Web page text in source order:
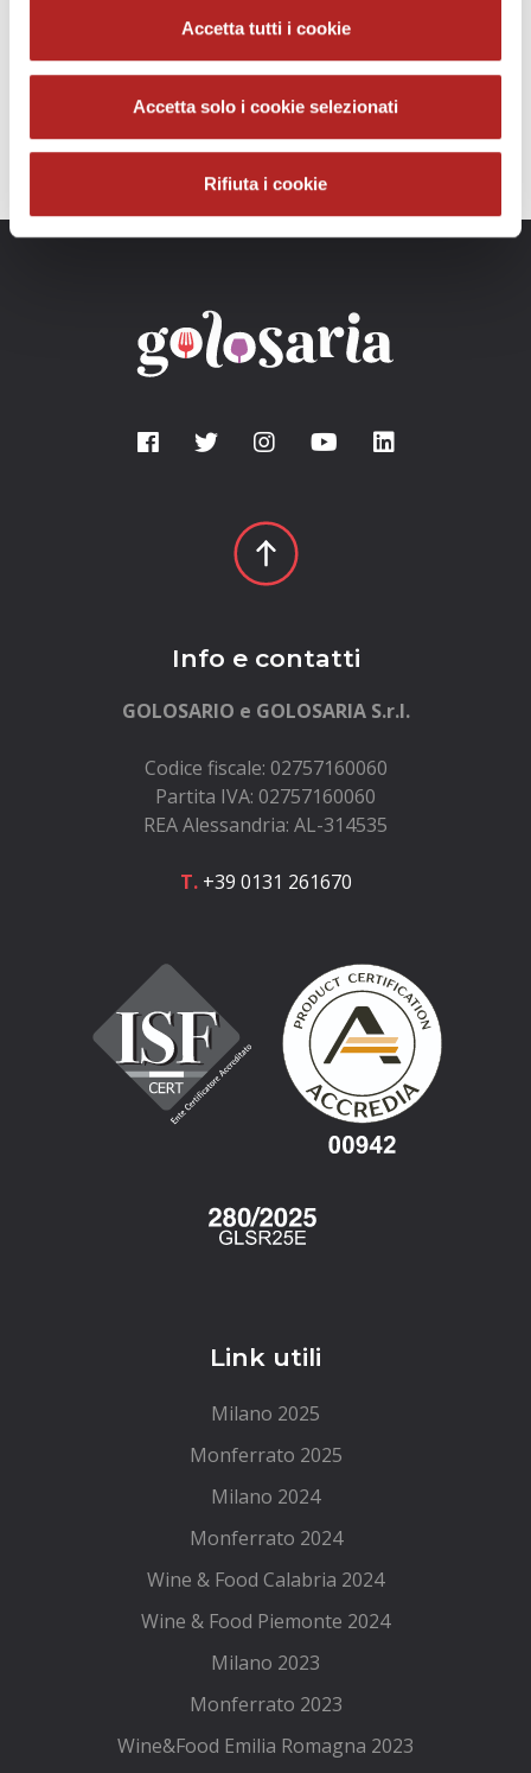
Accetta tutti i cookie
Accetta solo i cookie selezionati
Rifiuta i cookie
Info e contatti
GOLOSARIO e GOLOSARIA S.r.l.
Codice fiscale: 02757160060
Partita IVA: 02757160060
REA Alessandria: AL-314535
T.+39 0131 261670
Link utili
Milano 2025
Monferrato 2025
Milano 2024
Monferrato 2024
Wine & Food Calabria 2024
Wine & Food Piemonte 2024
Milano 2023
Monferrato 2023
Wine&Food Emilia Romagna 2023